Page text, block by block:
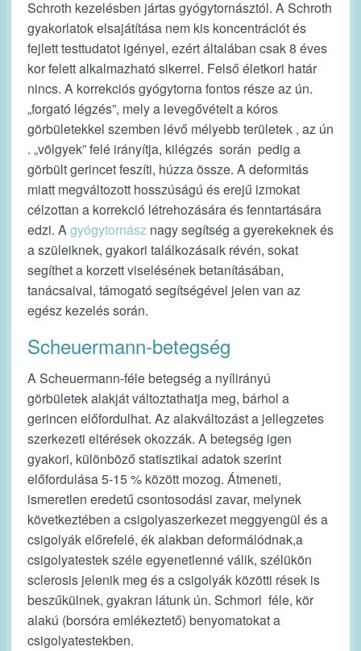
Schroth kezelésben jártas gyógytornásztól. A Schroth
gyakorlatok elsajátítása nem kis koncentrációt és
fejlett testtudatot igényel, ezért általában csak 8 éves
kor felett alkalmazható sikerrel. Felső életkori határ
nincs. A korrekciós gyógytorna fontos része az ún.
„forgató légzés”, mely a levegővételt a kóros
görbületekkel szemben lévő mélyebb területek , az ún
. „völgyek” felé irányítja, kilégzés során pedig a
görbült gerincet feszíti, húzza össze. A deformitás
miatt megváltozott hosszúságú és erejű izmokat
célzottan a korrekció létrehozására és fenntartására
edzi. Agyógytornász nagy segítség a gyerekeknek és
a szüleiknek, gyakori találkozásaik révén, sokat
segíthet a korzett viselésének betanításában,
tanácsaival, támogató segítségével jelen van az
egész kezelés során.
Scheuermann-betegség
A Scheuermann-féle betegség a nyílirányú
görbületek alakját változtathatja meg, bárhol a
gerincen előfordulhat. Az alakváltozást a jellegzetes
szerkezeti eltérések okozzák. A betegség igen
gyakori, különböző statisztikai adatok szerint
előfordulása 5-15 % között mozog. Átmeneti,
ismeretlen eredetű csontosodási zavar, melynek
következtében a csigolyaszerkezet meggyengül és a
csigolyák előrefelé, ék alakban deformálódnak,a
csigolyatestek széle egyenetlenné válik, szélükön
sclerosis jelenik meg és a csigolyák közötti rések is
beszűkülnek, gyakran látunk ún. Schmorl féle, kör
alakú (borsóra emlékeztető) benyomatokat a
csigolyatestekben.